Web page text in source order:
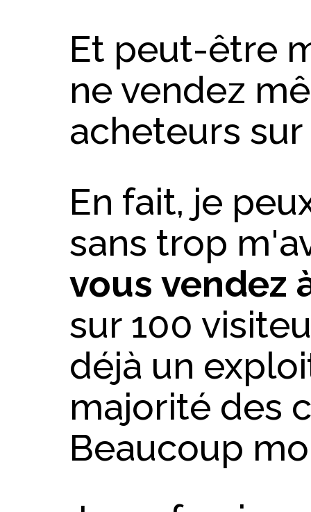
Et peut-être
ne vendez
acheteurs
En fait, je
sans trop
vous vendez
sur 100
déjà un
majorité des
Beaucoup